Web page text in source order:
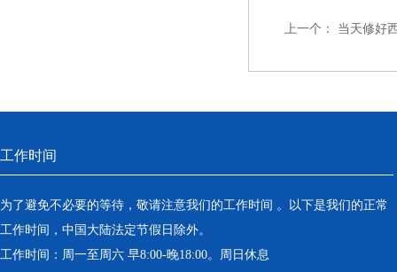
上一个： 当天修好
工作时间
为了避免不必要的等待，敬请注意我们的工作时间 。以下是我们的正常
工作时间，中国大陆法定节假日除外。
工作时间：周一至周六 早8:00-晚18:00。周日休息